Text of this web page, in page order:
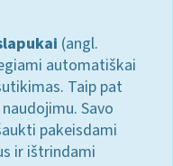
(angl.
automatiškai
Taip pat
Savo
pakeisdami
ir ištrindami